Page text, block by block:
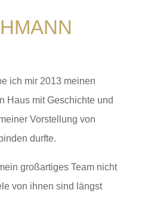
ich mir 2013 meinen
Haus mit Geschichte und
Vorstellung von
durfte.
großartiges Team nicht
von ihnen sind längst